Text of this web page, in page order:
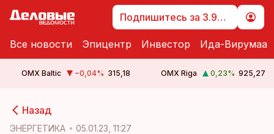
Подпишитесь за 3.99 €
Все новости Эпицентр Инвестор Ида-Вирумаа
OMX Baltic −0,04% 315,18 OMX Riga 0,23% 925,27
Назад
ЭНЕРГЕТИКА 05.01.23, 11:27